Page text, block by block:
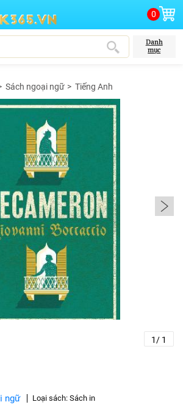
0
Danh
mục
Sách ngoại ngữ> Tiếng Anh
1 / 1
ngữ Loại sách: Sách in